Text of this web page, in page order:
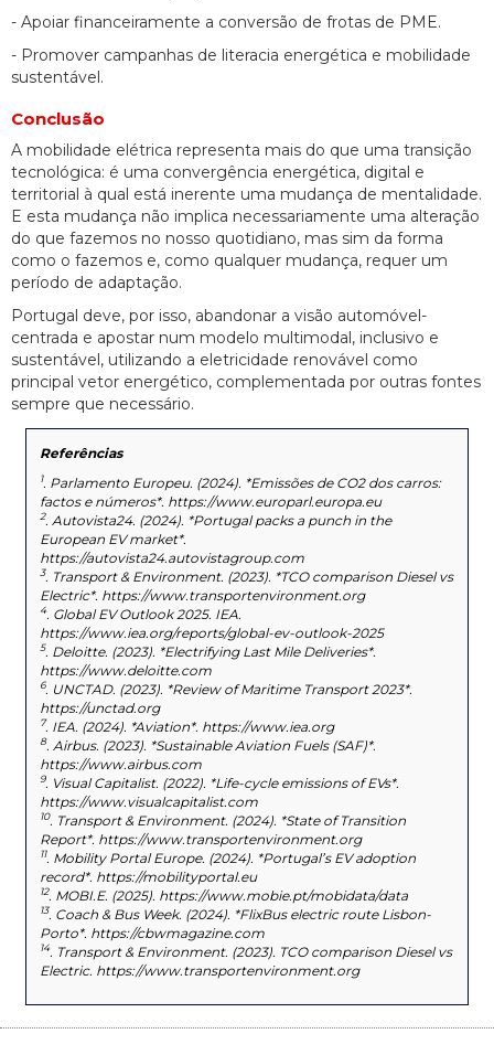
- Apoiar financeiramente a conversão de frotas de PME.
- Promover campanhas de literacia energética e mobilidade
sustentável.
Conclusão
A mobilidade elétrica representa mais do que uma transição
tecnológica: é uma convergência energética, digital e
territorial à qual está inerente uma mudança de mentalidade.
E esta mudança não implica necessariamente uma alteração
do que fazemos no nosso quotidiano, mas sim da forma
como o fazemos e, como qualquer mudança, requer um
período de adaptação.
Portugal deve, por isso, abandonar a visão automóvel-
centrada e apostar num modelo multimodal, inclusivo e
sustentável, utilizando a eletricidade renovável como
principal vetor energético, complementada por outras fontes
sempre que necessário.
Referências
1. Parlamento Europeu. (2024). *Emissões de CO2 dos carros:
factos e números*. https://www.europarl.europa.eu
2. Autovista24. (2024). *Portugal packs a punch in the
European EV market*.
https://autovista24.autovistagroup.com
3. Transport & Environment. (2023). *TCO comparison Diesel vs
Electric*. https://www.transportenvironment.org
4. Global EV Outlook 2025. IEA.
https://www.iea.org/reports/global-ev-outlook-2025
5. Deloitte. (2023). *Electrifying Last Mile Deliveries*.
https://www.deloitte.com
6. UNCTAD. (2023). *Review of Maritime Transport 2023*.
https://unctad.org
7. IEA. (2024). *Aviation*. https://www.iea.org
8. Airbus. (2023). *Sustainable Aviation Fuels (SAF)*.
https://www.airbus.com
9. Visual Capitalist. (2022). *Life-cycle emissions of EVs*.
https://www.visualcapitalist.com
10. Transport & Environment. (2024). *State of Transition
Report*. https://www.transportenvironment.org
11. Mobility Portal Europe. (2024). *Portugal’s EV adoption
record*. https://mobilityportal.eu
12. MOBI.E. (2025). https://www.mobie.pt/mobidata/data
13. Coach & Bus Week. (2024). *FlixBus electric route Lisbon-
Porto*. https://cbwmagazine.com
14. Transport & Environment. (2023). TCO comparison Diesel vs
Electric. https://www.transportenvironment.org